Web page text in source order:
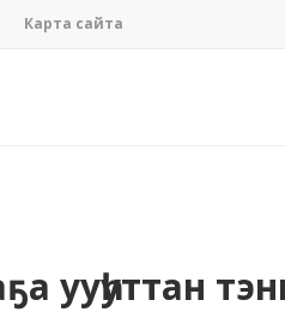
Карта сайта
ууһуттан